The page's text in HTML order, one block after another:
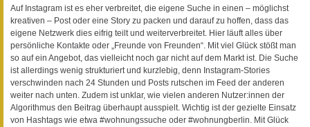
Auf Instagram ist es eher verbreitet, die eigene Suche in einen – möglichst
kreativen – Post oder eine Story zu packen und darauf zu hoffen, dass das
eigene Netzwerk dies eifrig teilt und weiterverbreitet. Hier läuft alles über
persönliche Kontakte oder „Freunde von Freunden“. Mit viel Glück stößt man
so auf ein Angebot, das vielleicht noch gar nicht auf dem Markt ist. Die Suche
ist allerdings wenig strukturiert und kurzlebig, denn Instagram-Stories
verschwinden nach 24 Stunden und Posts rutschen im Feed der anderen
weiter nach unten. Zudem ist unklar, wie vielen anderen Nutzer:innen der
Algorithmus den Beitrag überhaupt ausspielt. Wichtig ist der gezielte Einsatz
von Hashtags wie etwa #wohnungssuche oder #wohnungberlin. Mit Glück